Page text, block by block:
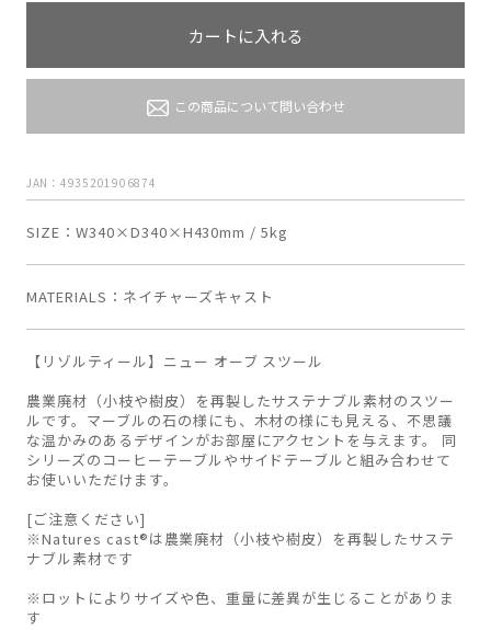
カートに入れる
この商品について問い合わせ
JAN：4935201906874
SIZE W340×D340×H430mm / 5kg
MATERIALS ネイチャーズキャスト
【リゾルティール】ニュー オーブ スツール
農業廃材（小枝や樹皮）を再製したサステナブル素材のスツー
ルです。マーブルの石の様にも、木材の様にも見える、不思議
な温かみのあるデザインがお部屋にアクセントを与えます。 同
シリーズのコーヒーテーブルやサイドテーブルと組み合わせて
お使いいただけます。
[ご注意ください]
※Natures cast®は農業廃材（小枝や樹皮）を再製したサステ
ナブル素材です
※ロットによりサイズや色、重量に差異が生じることがありま
す